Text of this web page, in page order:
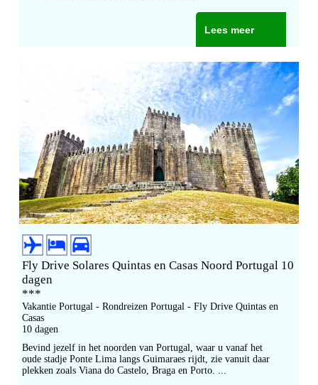
Lees meer
Fly Drive Solares Quintas en Casas Noord Portugal 10
dagen
***
Vakantie Portugal - Rondreizen Portugal - Fly Drive Quintas en
Casas
10 dagen
Bevind jezelf in het noorden van Portugal, waar u vanaf het
oude stadje Ponte Lima langs Guimaraes rijdt, zie vanuit daar
plekken zoals Viana do Castelo, Braga en Porto. ...